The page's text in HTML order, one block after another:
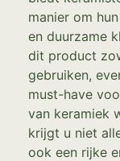
manier om
en duurzame
dit product
gebruiken,
must-have
van keramiek
krijgt u niet
ook een rijke